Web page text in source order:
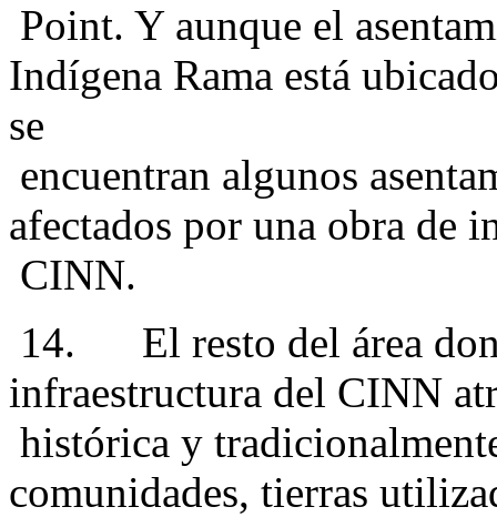
Point. Y aunque el
Indígena Rama está
se
encuentran algunos
afectados por una obra de
CINN.
14. El resto del área
infraestructura del CINN
histórica y
comunidades, tierras